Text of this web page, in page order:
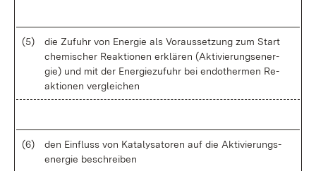
(5)
die Zu­fuhr von Ener­gie als Vor­aus­set­zung zum Start
che­mi­scher Re­ak­tio­nen er­klä­ren (Ak­ti­vie­rungs­en­er­
gie) und mit der En­er­gie­zu­fuhr bei en­do­ther­men Re­
ak­tio­nen ver­glei­chen
(6)
den Ein­fluss von Ka­ta­ly­sa­to­ren auf die Ak­ti­vie­rungs­
en­er­gie be­schrei­ben